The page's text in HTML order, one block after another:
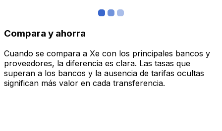
Compara y ahorra
Cuando se compara a Xe con los principales bancos y
proveedores, la diferencia es clara. Las tasas que
superan a los bancos y la ausencia de tarifas ocultas
significan más valor en cada transferencia.